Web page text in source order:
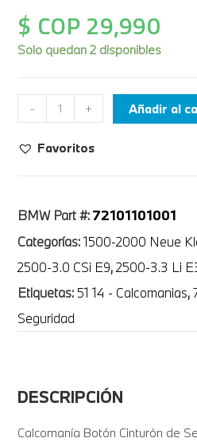
$ COP29,990
Solo quedan 2 disponibles
- + Añadir al
Favoritos
BMW Part #:72101101001
Categorías:1500-2000 Neue
2500-3.0 CSi E9,2500-3.3 Li
Etiquetas: 51 14 - Calcomanias,
Seguridad
DESCRIPCIÓN
Calcomanía Botón Cinturón de